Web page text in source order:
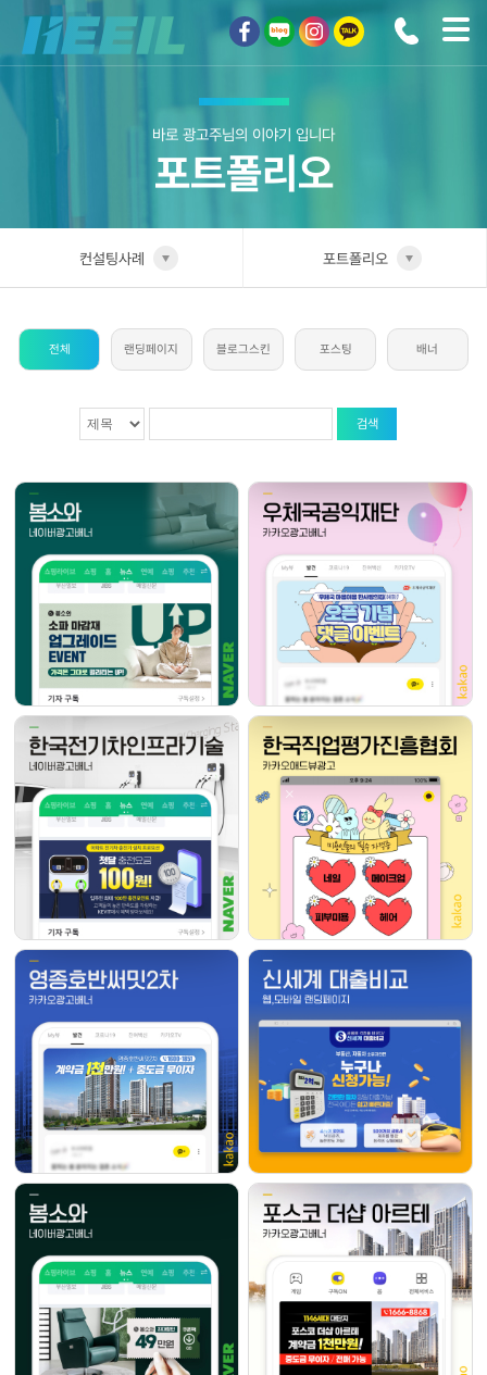
바로 광고주님의 이야기 입니다
포트폴리오
컨설팅사례
솔루션안내
컨설팅사례
고객센터
포트폴리오
포트폴리오
전체 랜딩페이지 블로그스킨 포스팅 배너
검색